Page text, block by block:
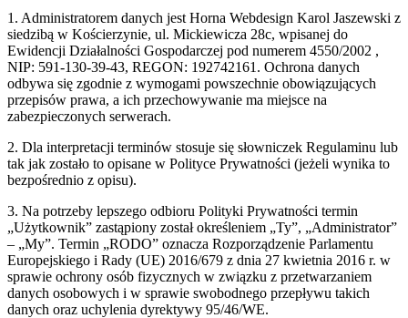
1. Administratorem danych jest Horna Webdesign Karol Jaszewski z
siedzibą w Kościerzynie, ul. Mickiewicza 28c, wpisanej do
Ewidencji Działalności Gospodarczej pod numerem 4550/2002 ,
NIP: 591-130-39-43, REGON: 192742161. Ochrona danych
odbywa się zgodnie z wymogami powszechnie obowiązujących
przepisów prawa, a ich przechowywanie ma miejsce na
zabezpieczonych serwerach.
2. Dla interpretacji terminów stosuje się słowniczek Regulaminu lub
tak jak zostało to opisane w Polityce Prywatności (jeżeli wynika to
bezpośrednio z opisu).
3. Na potrzeby lepszego odbioru Polityki Prywatności termin
„Użytkownik” zastąpiony został określeniem „Ty”, „Administrator”
– „My”. Termin „RODO” oznacza Rozporządzenie Parlamentu
Europejskiego i Rady (UE) 2016/679 z dnia 27 kwietnia 2016 r. w
sprawie ochrony osób fizycznych w związku z przetwarzaniem
danych osobowych i w sprawie swobodnego przepływu takich
danych oraz uchylenia dyrektywy 95/46/WE.